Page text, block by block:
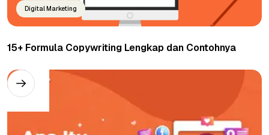
Digital Marketing
15+ Formula Copywriting Lengkap dan Contohnya